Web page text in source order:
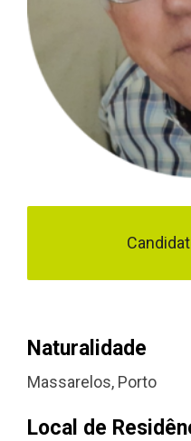
Naturalidade
Massarelos, Porto
Local de